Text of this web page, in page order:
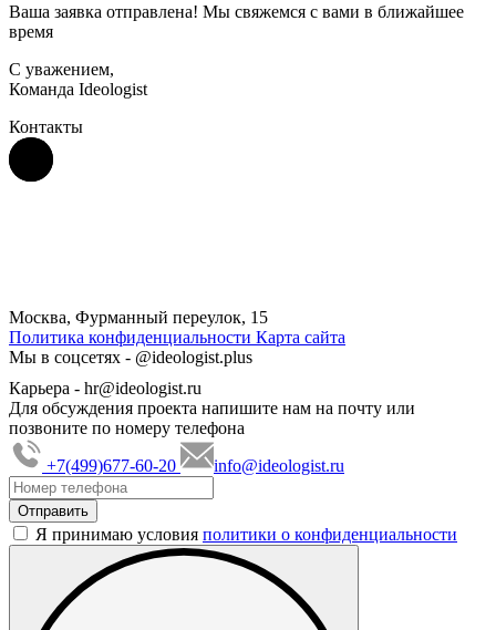
Ваша заявка отправлена! Мы свяжемся с вами в ближайшее
время
С уважением,
Команда Ideologist
Контакты
Москва, Фурманный переулок, 15
Политика конфиденциальности Карта сайта
Мы в соцсетях - @ideologist.plus
Карьера - hr@ideologist.ru
Для обсуждения проекта напишите нам на почту или
позвоните по номеру телефона
+7(499)677-60-20
info@ideologist.ru
Я принимаю условия политики о конфиденциальности